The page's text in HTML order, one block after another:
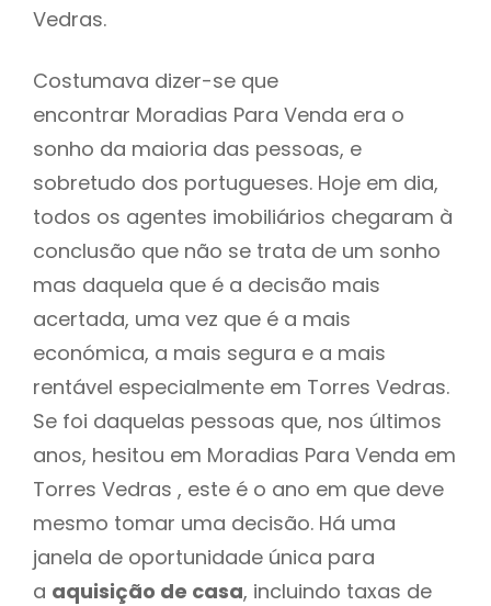
Vedras.
Costumava dizer-se que
encontrar Moradias Para Venda era o
sonho da maioria das pessoas, e
sobretudo dos portugueses. Hoje em dia,
todos os agentes imobiliários chegaram à
conclusão que não se trata de um sonho
mas daquela que é a decisão mais
acertada, uma vez que é a mais
económica, a mais segura e a mais
rentável especialmente em Torres Vedras.
Se foi daquelas pessoas que, nos últimos
anos, hesitou em Moradias Para Venda em
Torres Vedras , este é o ano em que deve
mesmo tomar uma decisão. Há uma
janela de oportunidade única para
a aquisição de casa, incluindo taxas de